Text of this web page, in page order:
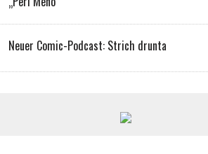
Neuer Comic-Podcast: Strich drunta